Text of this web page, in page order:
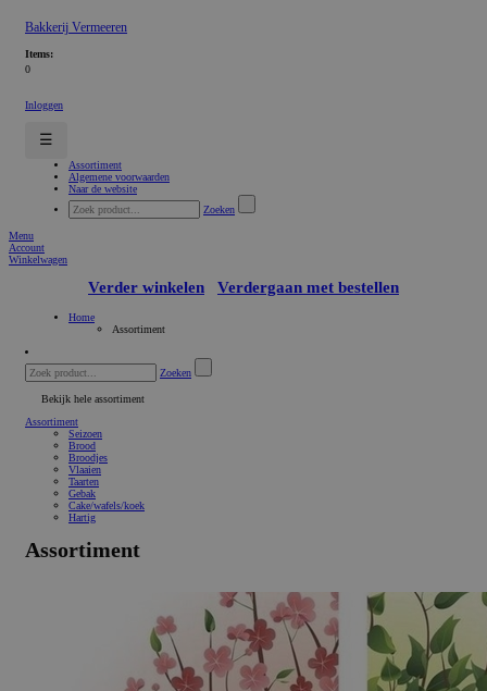
Bakkerij Vermeeren
Items:
0
Inloggen
☰
Assortiment
Algemene voorwaarden
Naar de website
Zoeken
Menu
Account
Winkelwagen
Verder winkelen Verdergaan met bestellen
Home
Assortiment
Zoeken
Bekijk hele assortiment
Assortiment
Seizoen
Brood
Broodjes
Vlaaien
Taarten
Gebak
Cake/wafels/koek
Hartig
Assortiment